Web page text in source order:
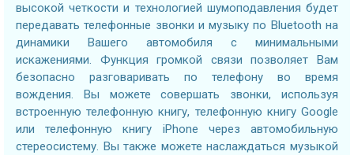
высокой четкости и технологией шумоподавления будет
передавать телефонные звонки и музыку по Bluetooth на
динамики Вашего автомобиля с минимальными
искажениями. Функция громкой связи позволяет Вам
безопасно разговаривать по телефону во время
вождения. Вы можете совершать звонки, используя
встроенную телефонную книгу, телефонную книгу Google
или телефонную книгу iPhone через автомобильную
стереосистему. Вы также можете наслаждаться музыкой